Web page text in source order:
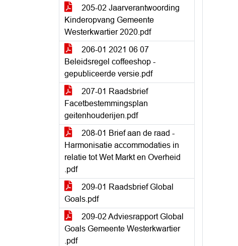
205-02 Jaarverantwoording
Kinderopvang Gemeente
Westerkwartier 2020.pdf
206-01 2021 06 07
Beleidsregel coffeeshop -
gepubliceerde versie.pdf
207-01 Raadsbrief
Facetbestemmingsplan
geitenhouderijen.pdf
208-01 Brief aan de raad -
Harmonisatie accommodaties in
relatie tot Wet Markt en Overheid
.pdf
209-01 Raadsbrief Global
Goals.pdf
209-02 Adviesrapport Global
Goals Gemeente Westerkwartier
.pdf